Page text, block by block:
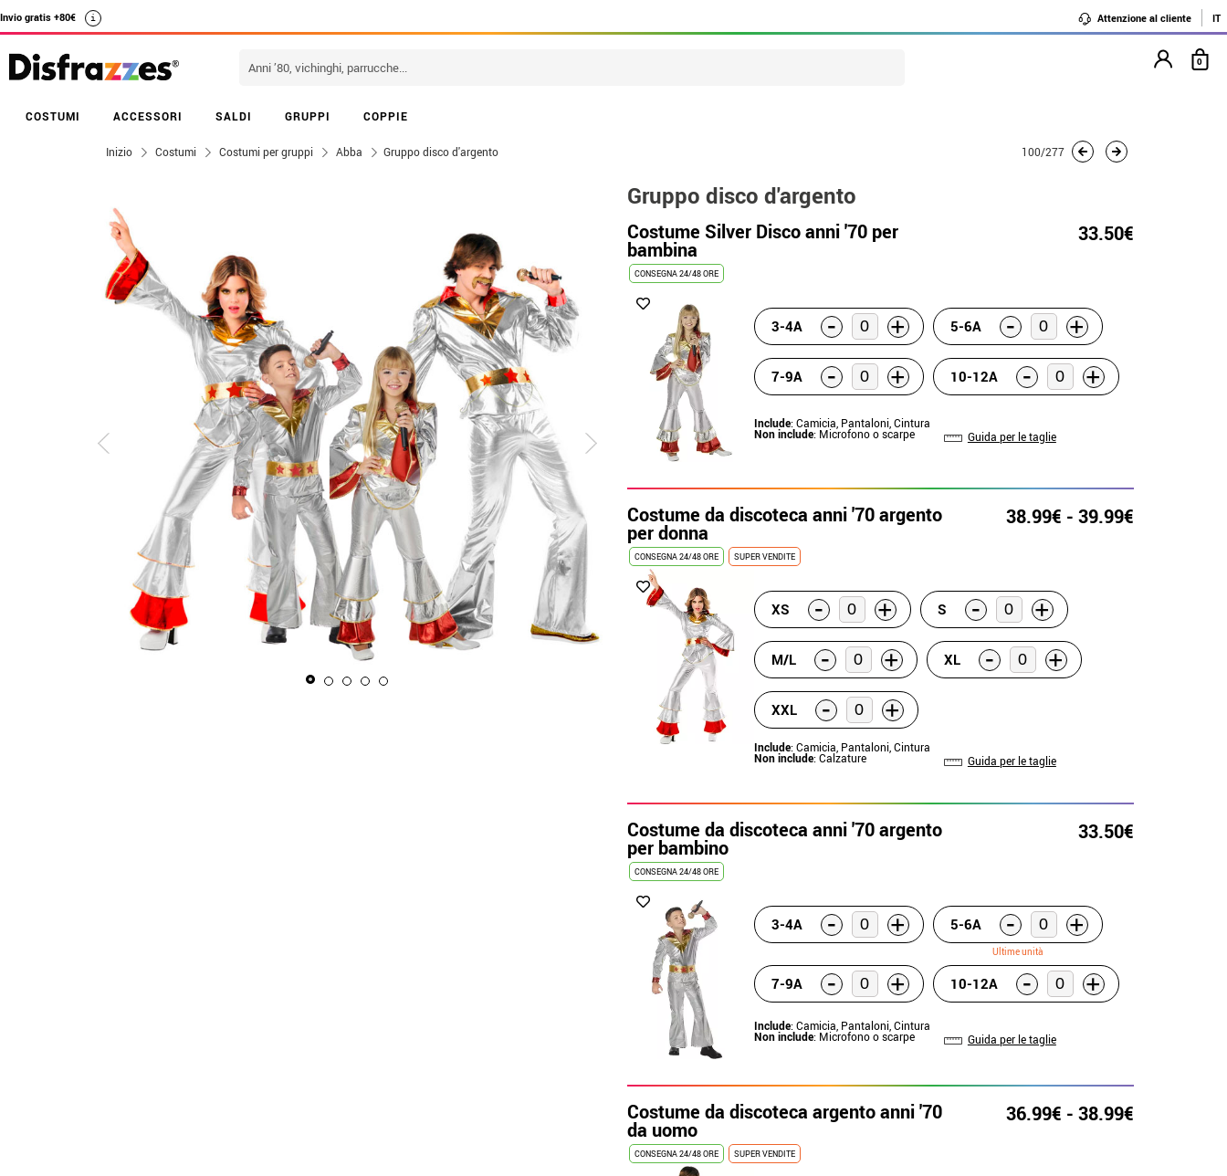
Invio gratis +80€ i Attenzione al cliente IT
COSTUMI ACCESSORI SALDI GRUPPI COPPIE
0
Inizio Costumi Costumi per gruppi Abba Gruppo disco d'argento 100/277
Gruppo disco d'argento
Costume Silver Disco anni '70 per
bambina
33.50€
CONSEGNA 24/48 ORE
3-4A - + 5-6A - +
7-9A - + 10-12A - +
Include: Camicia, Pantaloni, Cintura
Non include: Microfono o scarpe Guida per le taglie
Costume da discoteca anni '70 argento
per donna
38.99€ - 39.99€
CONSEGNA 24/48 ORE SUPER VENDITE
XS - + S - +
M/L - + XL - +
XXL - +
Include: Camicia, Pantaloni, Cintura
Non include: Calzature Guida per le taglie
Costume da discoteca anni '70 argento
per bambino
33.50€
CONSEGNA 24/48 ORE
3-4A - + 5-6A - +
Ultime unità
7-9A - + 10-12A - +
Include: Camicia, Pantaloni, Cintura
Non include: Microfono o scarpe Guida per le taglie
Costume da discoteca argento anni '70
da uomo
36.99€ - 38.99€
CONSEGNA 24/48 ORE SUPER VENDITE